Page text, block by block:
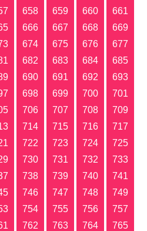
658 659 660
661
666 667 668
669
674 675 676
677
682 683 684
685
690 691 692
693
698 699 700
701
706 707 708
709
714 715 716
717
722 723 724
725
730 731 732
733
738 739 740
741
746 747 748
749
754 755 756
757
762 763 764
765